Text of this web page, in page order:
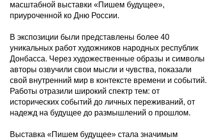
масштабной выставки «Пишем будущее»,
приуроченной ко Дню России.
В экспозиции были представлены более 40
уникальных работ художников народных республик
Донбасса. Через художественные образы и символы
авторы озвучили свои мысли и чувства, показали
свой внутренний мир в контексте времени и событий.
Работы отразили широкий спектр тем: от
исторических событий до личных переживаний, от
надежд на будущее до размышлений о прошлом.
Выставка «Пишем будущее» стала значимым